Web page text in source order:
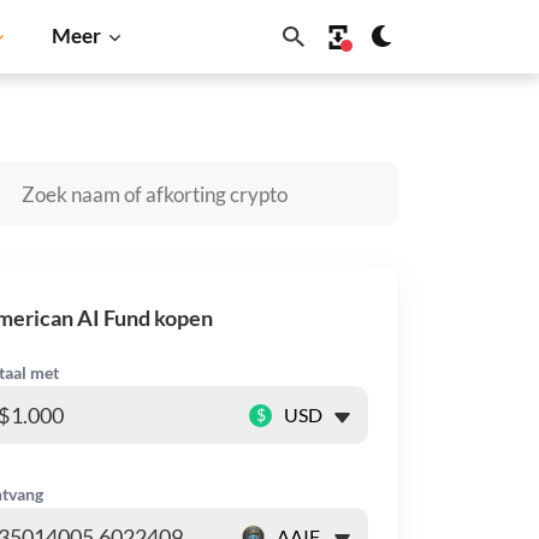
Meer
Shiba Inu Dogecoin Solana
AI Fund kopen
met
$